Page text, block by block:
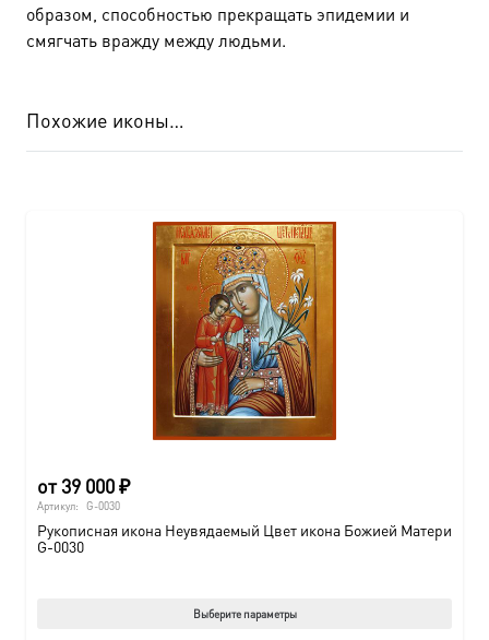
образом, способностью прекращать эпидемии и
смягчать вражду между людьми.
Похожие иконы…
от39 000₽
Артикул: G-0030
Рукописная икона Неувядаемый Цвет икона Божией Матери
G-0030
Выберите параметры